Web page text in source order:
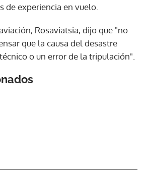
de experiencia en vuelo.
Rosaviatsia, dijo que "no
que la causa del desastre
o un error de la tripulación".